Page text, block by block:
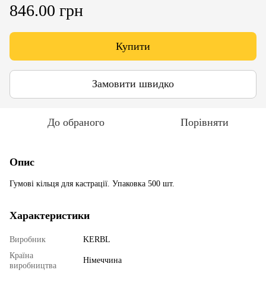
846.00 грн
Купити
Замовити швидко
До обраного Порівняти
Опис
Гумові кільця для кастрації. Упаковка 500 шт.
Характеристики
Виробник
KERBL
Країна
виробництва
Німеччина